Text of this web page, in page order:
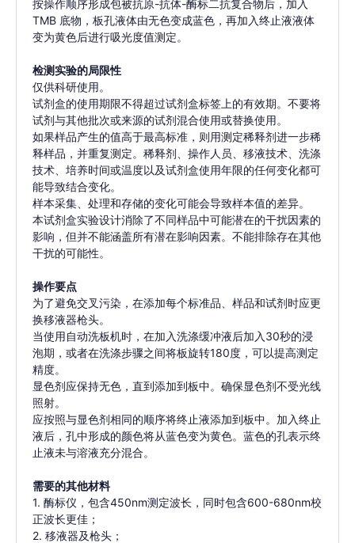
按操作顺序形成包被抗原-抗体-酶标二抗复合物后，加入
TMB 底物，板孔液体由无色变成蓝色，再加入终止液液体
变为黄色后进行吸光度值测定。
检测实验的局限性
仅供科研使用。
试剂盒的使用期限不得超过试剂盒标签上的有效期。不要将
试剂与其他批次或来源的试剂混合使用或替换使用。
如果样品产生的值高于最高标准，则用测定稀释剂进一步稀
释样品，并重复测定。稀释剂、操作人员、移液技术、洗涤
技术、培养时间或温度以及试剂盒使用年限的任何变化都可
能导致结合变化。
样本采集、处理和存储的变化可能会导致样本值的差异。
本试剂盒实验设计消除了不同样品中可能潜在的干扰因素的
影响，但并不能涵盖所有潜在影响因素。不能排除存在其他
干扰的可能性。
操作要点
为了避免交叉污染，在添加每个标准品、样品和试剂时应更
换移液器枪头。
当使用自动洗板机时，在加入洗涤缓冲液后加入30秒的浸
泡期，或者在洗涤步骤之间将板旋转180度，可以提高测定
精度。
显色剂应保持无色，直到添加到板中。确保显色剂不受光线
照射。
应按照与显色剂相同的顺序将终止液添加到板中。加入终止
液后，孔中形成的颜色将从蓝色变为黄色。蓝色的孔表示终
止液未与溶液充分混合。
需要的其他材料
1. 酶标仪，包含450nm测定波长，同时包含600-680nm校
正波长更佳；
2. 移液器及枪头；